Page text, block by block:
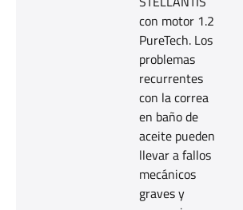
con motor 1.2
PureTech. Los
problemas
recurrentes
con la correa
en baño de
aceite pueden
llevar a fallos
mecánicos
graves y